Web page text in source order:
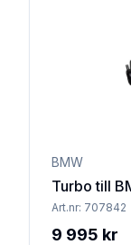
BMW
Turbo till
Art.nr: 707842
9 995 kr